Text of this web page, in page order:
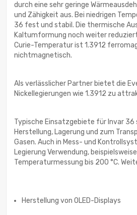
durch eine sehr geringe
und Zähigkeit aus. Bei niedrigen
36 fest und stabil. Die thermische
Kaltumformung noch weiter
Curie-Temperatur ist 1.3912
nichtmagnetisch.
Als verlässlicher Partner bietet die
Nickellegierungen wie 1.3912 zu
Typische Einsatzgebiete für Invar 36
Herstellung, Lagerung und zum
Gasen. Auch in Mess- und
Legierung Verwendung,
Temperaturmessung bis 200 °C.
Herstellung von OLED-Displays